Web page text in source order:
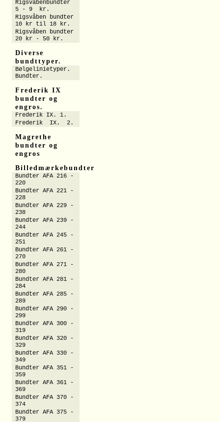
Rigsvåbenbundter
5 - 9 kr.
Rigsvåben bundter
10 kr til 18 kr.
Rigsvåben bundter
20 kr - 50 kr.
Diverse
bundttyper.
Bølgelinietyper.
Bundter.
Frederik IX
bundter og
engros.
Frederik IX. 1.
Frederik IX. 2.
Magrethe
bundter og
engros
Billedmærkebundter
Bundter AFA 216 -
220
Bundter AFA 221 -
228
Bundter AFA 229 -
238
Bundter AFA 239 -
244
Bundter AFA 245 -
251
Bundter AFA 261 -
270
Bundter AFA 271 -
280
Bundter AFA 281 -
284
Bundter AFA 285 -
289
Bundter AFA 290 -
299
Bundter AFA 300 -
319
Bundter AFA 320 -
329
Bundter AFA 330 -
349
Bundter AFA 351 -
359
Bundter AFA 361 -
369
Bundter AFA 370 -
374
Bundter AFA 375 -
379